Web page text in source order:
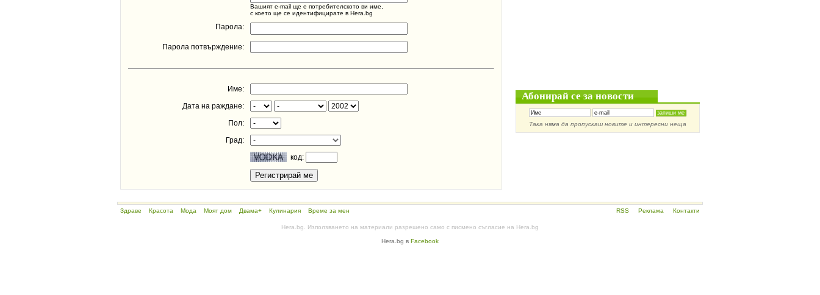
Вашият e-mail ще е потребителското ви име,
с което ще се идентифицирате в Hera.bg
Парола:
Парола потвърждение:
Име:
Дата на раждане:
Пол:
Град:
код:
Абонирай се за новости
Така няма да пропускаш новите и интересни неща
Здраве Красота Мода Моят дом Двама+ Кулинария Време за мен RSS Реклама Контакти
Hera.bg. Използването на материали разрешено само с писмено съгласие на Hera.bg
Hera.bg в Facebook